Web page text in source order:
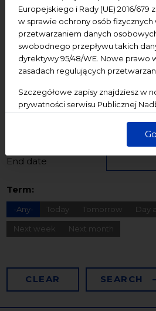
Europejskiego i Rady (UE) 2016/679
w sprawie ochrony osób fizycznych
przetwarzaniem danych
swobodnego przepływu takich
dyrektywy 95/48/WE. Nowe prawo
zasadach regulujących
Szczegółowe zapisy znajdziesz w
prywatności serwisu Publicznej
dane są przetwarzane w sposób
Dziedzictwo kulturowe
ekologia
Konferencje
Literatura Online
oświadczenie
Podcast
Warsztaty
wydarzenia bezpłatne
wydarzenie dostępne
Spotkania
Koncerty Wystawy
End date
Term:
-Any- Today Tomorrow Day
Next week Next month
CLEAR SEARCH